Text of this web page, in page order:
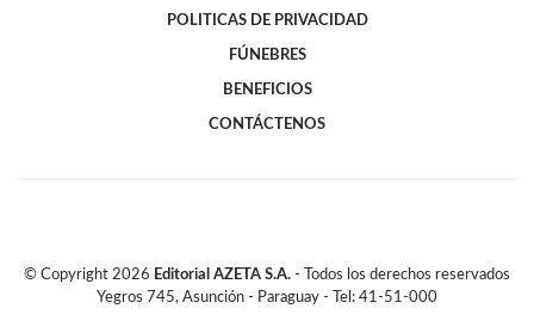
POLITICAS DE PRIVACIDAD
FÚNEBRES
BENEFICIOS
CONTÁCTENOS
© Copyright 2026 Editorial AZETA S.A. - Todos los derechos reservados
Yegros 745, Asunción - Paraguay - Tel: 41-51-000